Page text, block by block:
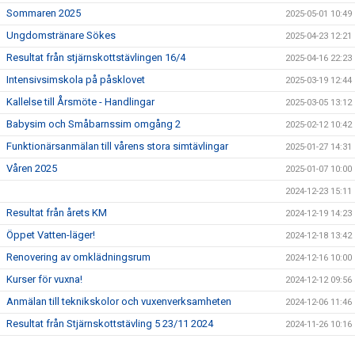
Sommaren 2025 2025-05-01 10:49
Ungdomstränare Sökes 2025-04-23 12:21
Resultat från stjärnskottstävlingen 16/4 2025-04-16 22:23
Intensivsimskola på påsklovet 2025-03-19 12:44
Kallelse till Årsmöte - Handlingar 2025-03-05 13:12
Babysim och Småbarnssim omgång 2 2025-02-12 10:42
Funktionärsanmälan till vårens stora simtävlingar 2025-01-27 14:31
Våren 2025 2025-01-07 10:00
2024-12-23 15:11
Resultat från årets KM 2024-12-19 14:23
Öppet Vatten-läger! 2024-12-18 13:42
Renovering av omklädningsrum 2024-12-16 10:00
Kurser för vuxna! 2024-12-12 09:56
Anmälan till teknikskolor och vuxenverksamheten 2024-12-06 11:46
Resultat från Stjärnskottstävling 5 23/11 2024 2024-11-26 10:16